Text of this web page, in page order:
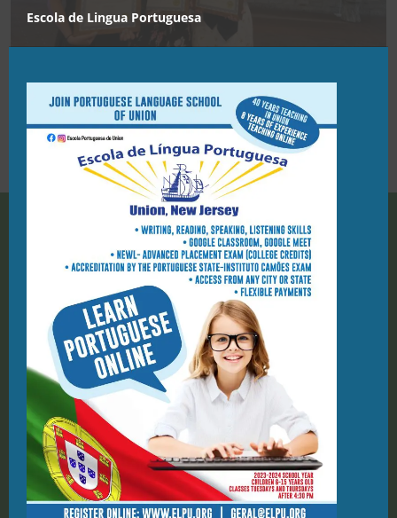
END OF THE YEAR PARTY
ELPU
18/03/2022
908-944-7423
PO Box 1124, Union NJ 07083
geral@elpu.org
St. Michael Parish School
1212 Kelly St
Union, NJ, 07083
Links Rápidos
Escola de Lingua Portuguesa